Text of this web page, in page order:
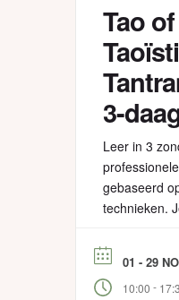
Tao
3-
Leer in 3
gebaseerd
technieken.
vrijwilligers
volgende
verdiepen.
01 - 29
10:00 -